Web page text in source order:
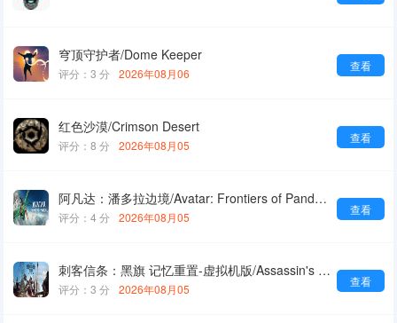
穹顶守护者/Dome Keeper
查看
评分：3 分 2026年08月06
红色沙漠/Crimson Desert
查看
评分：8 分 2026年08月05
阿凡达：潘多拉边境/Avatar: Frontiers of Pandora
查看
评分：4 分 2026年08月05
刺客信条：黑旗 记忆重置-虚拟机版/Assassin's Creed Black Flag Resynced HYPERVISOR
查看
评分：3 分 2026年08月05